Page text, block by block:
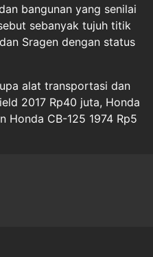
bangunan yang senilai
sebanyak tujuh titik
Sragen dengan status
alat transportasi dan
2017 Rp40 juta, Honda
Honda CB-125 1974 Rp5